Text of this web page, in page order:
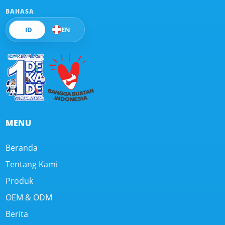
BAHASA
ID EN
MENU
Beranda
Tentang Kami
Produk
OEM & ODM
Berita